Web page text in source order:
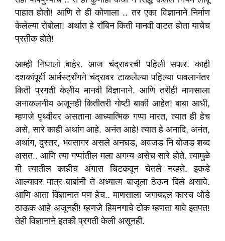
पाहात होतो! आणि ते ही कोणाला .. तर एका विज्ञानाने निर्माण
केलेल्या रोबोला! अर्थात हे राॅबिन किती मानवी वाटत होता याचेच
प्रतीक होते!
आम्ही निघालो बाहेर. आज चंद्रावरची पहिली सफर. काही
दशकांपूर्वी आर्मस्ट्राँगने चंद्रावर टाकलेल्या पहिल्या पावलानंतर
किती प्रगती केलीय मानवी विज्ञानाने. आणि तरीही माणसाला
अनाकलनीय अजूनही कितीतरी गोष्टी बाकी आहेत! बाबा आधी,
म्हणजे पृथ्वीवर असताना आध्यात्मिक गप्पा मारत, त्यात ही हेच
असे, सारे काही अथांग आहे. अनंत आहे! त्यात हे अनादि, अनंत,
अथांग, दुस्तर, भवसागर असले अनघड, अवजड नि बोजड शब्द
असत.. आणि त्या गप्पांतील मला अगम्य असेच सारे होते. त्यामुळे
मी त्यातील काहीच अंगास चिटकवून घेतले नव्हते. इकडे
आल्यावर मात्र बाबांनी ते अध्यात्म बाजूला ठेऊन दिले असावे.
आणि आता विज्ञानात पण हेच.. माणसाला जगाबद्दल फारच थोडे
ठाऊक आहे अजूनही! म्हणजे हिमनगाचे टोक म्हणता यावे इतपत!
तेही विज्ञानाने इतकी प्रगती केली असूनही.